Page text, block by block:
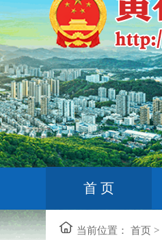
首 页
当前位置： 首页 >